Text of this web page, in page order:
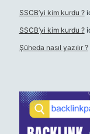
SSCB’yi kim kurdu ?
SSCB’yi kim kurdu ?
Şüheda nasıl yazılır ?